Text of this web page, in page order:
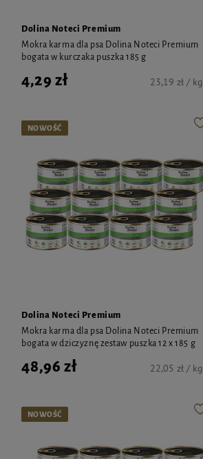
Dolina Noteci Premium
Mokra karma dla psa Dolina Noteci Premium
bogata w kurczaka puszka 185 g
4,29 zł 23,19 zł / kg
NOWOŚĆ
Dolina Noteci Premium
Mokra karma dla psa Dolina Noteci Premium
bogata w dziczyznę zestaw puszka 12 x 185 g
48,96 zł 22,05 zł / kg
NOWOŚĆ